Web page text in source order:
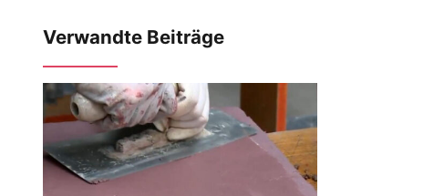
Verwandte Beiträge